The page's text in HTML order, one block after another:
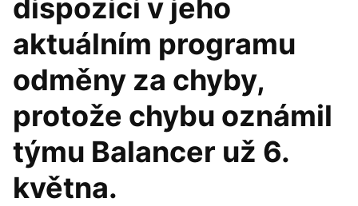
dispozici v jeho
aktuálním programu
odměny za chyby,
protože chybu oznámil
týmu Balancer už 6.
května.